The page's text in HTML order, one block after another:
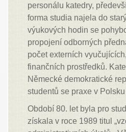
personálu katedry,
forma studia najela do
výukových hodin se
propojení odborných
počet externích
finančních prostředků.
Německé demokratické
studentů se praxe v
Období 80. let byla pro
získala v roce 1989 titul